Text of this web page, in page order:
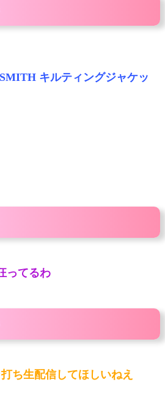
キルティングジャケッ
ってるわ
ち生配信してほしいねえ